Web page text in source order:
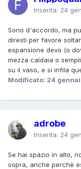
Inserita: 24
Sono d'accordo, ma
diresti per favore
espansione devo (o
mezza caldaia o
su il vaso, e si infila
Modificato: 24
adrobe
Inserita: 24
Se hai spazio in alto,
sopra, anche perchè